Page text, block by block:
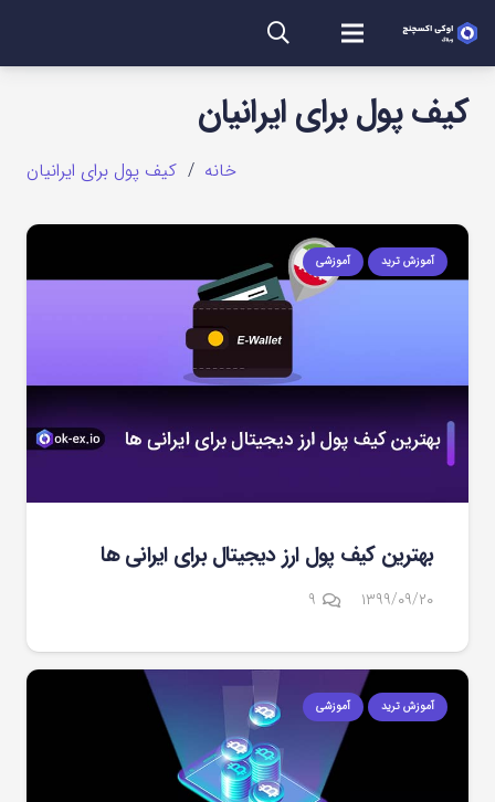
کیف پول برای ایرانیان
خانه / کیف پول برای ایرانیان
آموزش ترید آموزشی
بهترین کیف پول ارز دیجیتال برای ایرانی ها
۱۳۹۹/۰۹/۲۰ ۹دیدگاه
آموزش ترید آموزشی